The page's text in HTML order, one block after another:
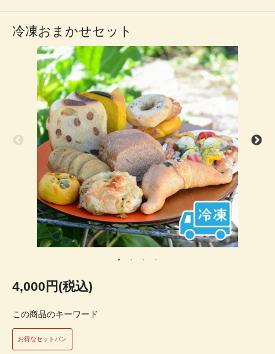
冷凍おまかせセット
4,000円(税込)
この商品のキーワード
お得なセットパン